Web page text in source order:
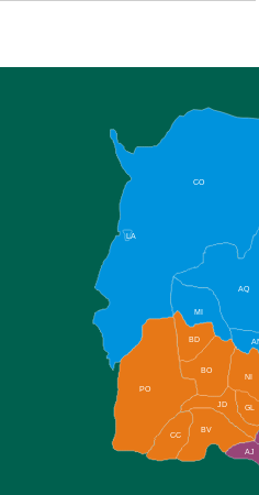
CO
AQ
MI
BD
BO
NI
JD
PO
BV
CC
AJ
GL
LA